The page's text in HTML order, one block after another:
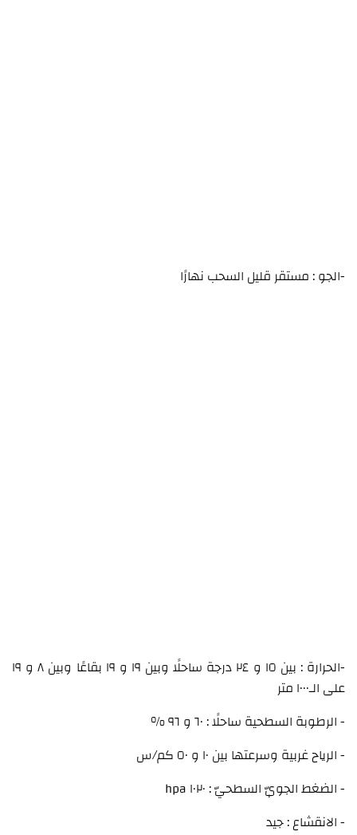
-الجو : مستقر قليل السحب نهارًا
-الحرارة : بين ١٥ و ٢٤ درجة ساحلًا وبين ١٩ و ١٩ بقاعًا وبين ٨ و ١٩
على الـ١٠٠٠ متر
- الرطوبة السطحية ساحلًا : ٦٠ و ٩٦ ٪
- الرياح غربية وسرعتها بين ١٠ و ٥٠ كم/س
- الضغط الجويّ السطحيّ : ١٠٢٠ hpa
- الانقشاع : جيد